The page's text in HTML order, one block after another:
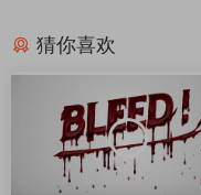
猜你喜欢